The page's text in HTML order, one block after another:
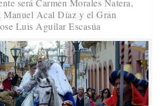
será Carmen Morales Natera,
Manuel Acal Díaz y el Gran
Luis Aguilar Escasúa